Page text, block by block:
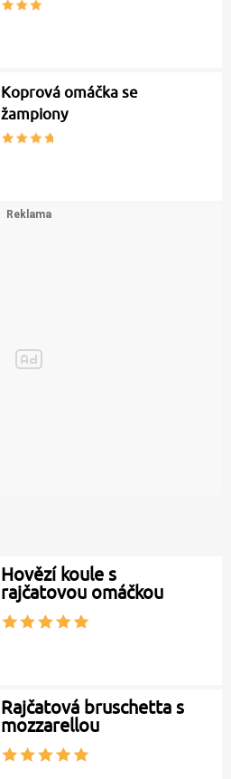
Koprová omáčka se
žampiony
Hovězí koule s
rajčatovou omáčkou
Rajčatová bruschetta s
mozzarellou